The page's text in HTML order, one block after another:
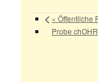
« Öffentliche
Probe